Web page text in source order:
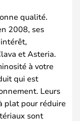
qualité.
2008, ses
et Asteria.
à votre
qui est
Leurs
plat pour réduire
sont